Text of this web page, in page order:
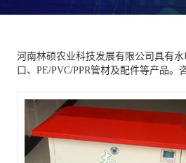
河南林硕农业科技发展有限公司具有
口、PE/PVC/PPR管材及配件等产品。